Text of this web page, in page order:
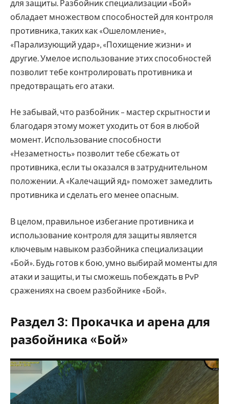
для защиты. Разбойник специализации «Бой»
обладает множеством способностей для контроля
противника, таких как «Ошеломление»,
«Парализующий удар», «Похищение жизни» и
другие. Умелое использование этих способностей
позволит тебе контролировать противника и
предотвращать его атаки.
Не забывай, что разбойник – мастер скрытности и
благодаря этому может уходить от боя в любой
момент. Использование способности
«Незаметность» позволит тебе сбежать от
противника, если ты оказался в затруднительном
положении. А «Калечащий яд» поможет замедлить
противника и сделать его менее опасным.
В целом, правильное избегание противника и
использование контроля для защиты является
ключевым навыком разбойника специализации
«Бой». Будь готов к бою, умно выбирай моменты для
атаки и защиты, и ты сможешь побеждать в PvP
сражениях на своем разбойнике «Бой».
Раздел 3: Прокачка и арена для
разбойника «Бой»